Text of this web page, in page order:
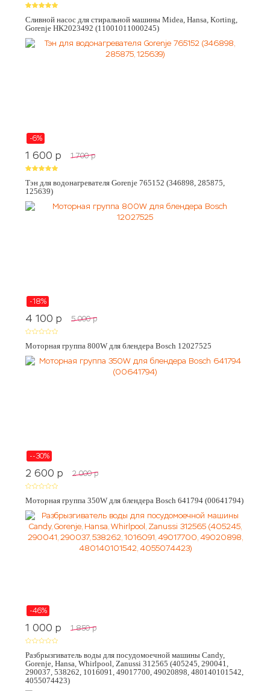
Сливной насос для стиральной машины Midea, Hansa, Korting,
Gorenje HK2023492 (11001011000245)
-6%
1 600 p 1 700 p
Тэн для водонагревателя Gorenje 765152 (346898, 285875,
125639)
-18%
4 100 p 5 000 p
Моторная группа 800W для блендера Bosch 12027525
--30%
2 600 p 2 000 p
Моторная группа 350W для блендера Bosch 641794 (00641794)
-46%
1 000 p 1 850 p
Разбрызгиватель воды для посудомоечной машины Candy,
Gorenje, Hansa, Whirlpool, Zanussi 312565 (405245, 290041,
290037, 538262, 1016091, 49017700, 49020898, 480140101542,
4055074423)